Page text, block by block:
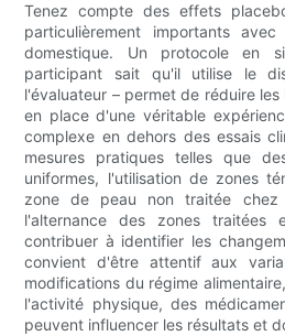
Tenez compte des effets
particulièrement importants
domestique. Un protocole en
participant sait qu'il utilise le
l'évaluateur – permet de réduire
en place d'une véritable
complexe en dehors des essais
mesures pratiques telles que
uniformes, l'utilisation de zones
zone de peau non traitée chez
l'alternance des zones traitées
contribuer à identifier les
convient d'être attentif aux
modifications du régime
l'activité physique, des
peuvent influencer les résultats et